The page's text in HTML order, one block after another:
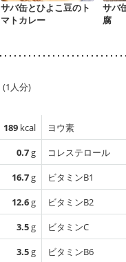
サバ缶とひよこ豆のト
マトカレー
サバ
腐
(1人分)
189 kcal
0.7g
16.7g
12.6g
3.5g
3.5g
ヨウ素
コレステロール
ビタミンB1
ビタミンB2
ビタミンC
ビタミンB6